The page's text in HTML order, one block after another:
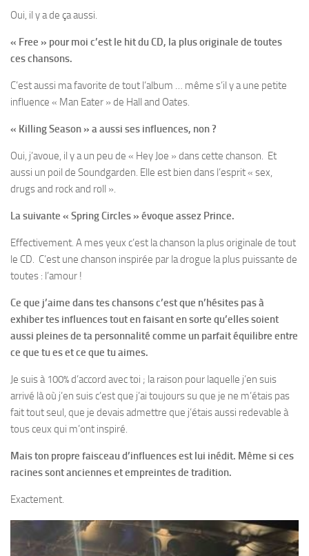
Oui, il y a de ça aussi.
« Free » pour moi c’est le hit du CD, la plus originale de toutes
ces chansons.
C’est aussi ma favorite de tout l’album … même s’il y a une petite
influence « Man Eater » de Hall and Oates.
« Killing Season » a aussi ses influences, non ?
Oui, j’avoue, il y a un peu de « Hey Joe » dans cette chanson. Et
aussi un poil de Soundgarden. Elle est bien dans l’esprit « sex,
drugs and rock and roll ».
La suivante « Spring Circles » évoque assez Prince.
Effectivement. A mes yeux c’est la chanson la plus originale de tout
le CD. C’est une chanson inspirée par la drogue la plus puissante de
toutes : l’amour !
Ce que j’aime dans tes chansons c’est que n’hésites pas à
exhiber tes influences tout en faisant en sorte qu’elles soient
aussi pleines de ta personnalité comme un parfait équilibre entre
ce que tu es et ce que tu aimes.
Je suis à 100% d’accord avec toi ; la raison pour laquelle j’en suis
arrivé là où j’en suis c’est que j’ai toujours su que je ne m’étais pas
fait tout seul, que je devais admettre que j’étais aussi redevable à
tous ceux qui m’ont inspiré.
Mais ton propre faisceau d’influences est lui inédit. Même si ces
racines sont anciennes et empreintes de tradition.
Exactement.